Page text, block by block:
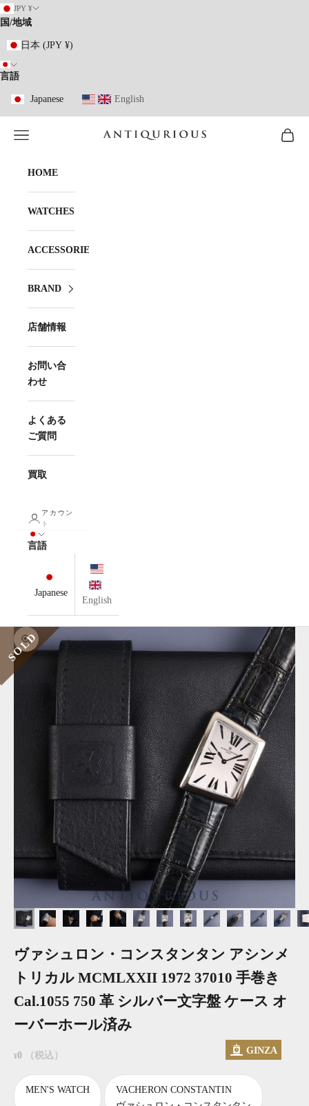
コンテンツへスキップ
JPY ¥
国/地域
日本 (JPY ¥)
言語
Japanese English
ANTIQURIOUS
メニューを開く カー
HOME
WATCHES
ACCESSORIES
BRAND
店舗情報
お問い合
わせ
よくある
ご質問
買取
アカウン
ト
言語
Japanese
English
ズームイン
SOLD
ヴァシュロン・コンスタンタン アシンメ
トリカル MCMLXXII 1972 37010 手巻き
Cal.1055 750 革 シルバー文字盤 ケース オ
ーバーホール済み
セール価格
¥0 （税込） GINZA
MEN'S WATCH
VACHERON CONSTANTIN